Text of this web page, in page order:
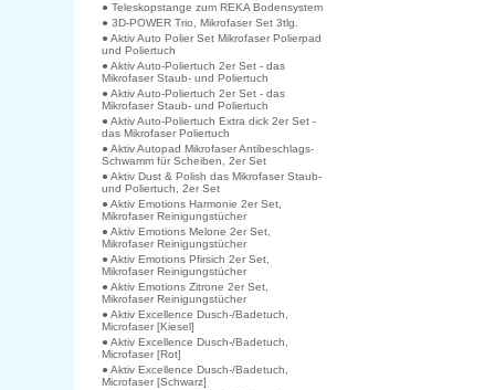
● Teleskopstange zum REKA Bodensystem
● 3D-POWER Trio, Mikrofaser Set 3tlg.
● Aktiv Auto Polier Set Mikrofaser Polierpad
und Poliertuch
● Aktiv Auto-Poliertuch 2er Set - das
Mikrofaser Staub- und Poliertuch
● Aktiv Auto-Poliertuch 2er Set - das
Mikrofaser Staub- und Poliertuch
● Aktiv Auto-Poliertuch Extra dick 2er Set -
das Mikrofaser Poliertuch
● Aktiv Autopad Mikrofaser Antibeschlags-
Schwamm für Scheiben, 2er Set
● Aktiv Dust & Polish das Mikrofaser Staub-
und Poliertuch, 2er Set
● Aktiv Emotions Harmonie 2er Set,
Mikrofaser Reinigungstücher
● Aktiv Emotions Melone 2er Set,
Mikrofaser Reinigungstücher
● Aktiv Emotions Pfirsich 2er Set,
Mikrofaser Reinigungstücher
● Aktiv Emotions Zitrone 2er Set,
Mikrofaser Reinigungstücher
● Aktiv Excellence Dusch-/Badetuch,
Microfaser [Kiesel]
● Aktiv Excellence Dusch-/Badetuch,
Microfaser [Rot]
● Aktiv Excellence Dusch-/Badetuch,
Microfaser [Schwarz]